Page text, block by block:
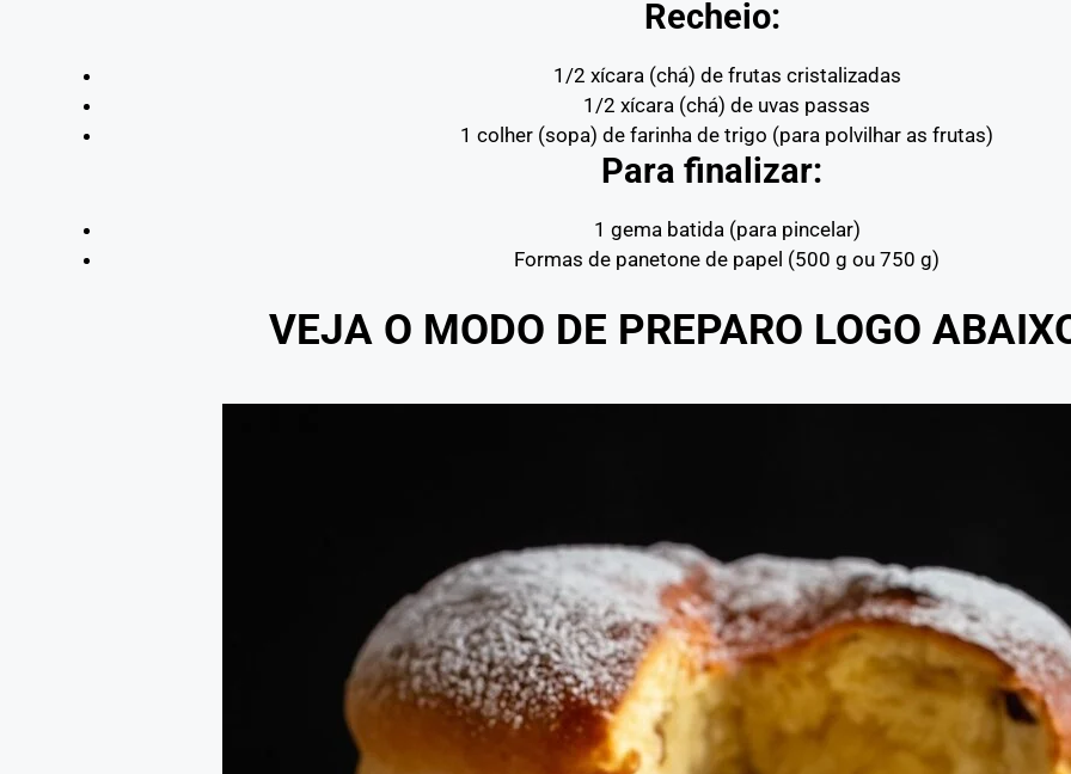
Recheio:
1/2 xícara (chá) de frutas cristalizadas
1/2 xícara (chá) de uvas passas
1 colher (sopa) de farinha de trigo (para polvilhar as frutas)
Para finalizar:
1 gema batida (para pincelar)
Formas de panetone de papel (500 g ou 750 g)
VEJA O MODO DE PREPARO LOGO